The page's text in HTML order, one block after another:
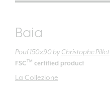
Baia
Pouf 150x90byChristophe Pillet
FSC TM certified product
La Collezione